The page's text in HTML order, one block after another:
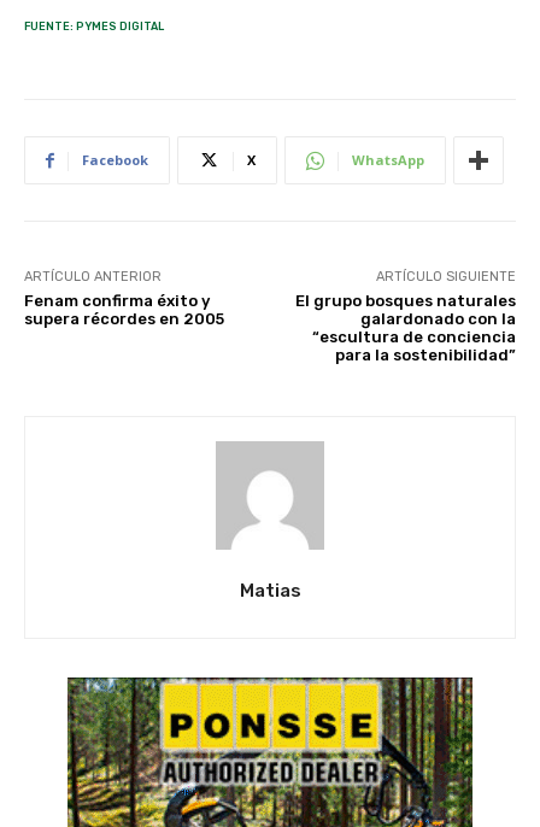
FUENTE: PYMES DIGITAL
Facebook X WhatsApp
ARTÍCULO ANTERIOR
Fenam confirma éxito y
supera récordes en 2005
ARTÍCULO SIGUIENTE
El grupo bosques naturales
galardonado con la
“escultura de conciencia
para la sostenibilidad”
Matias